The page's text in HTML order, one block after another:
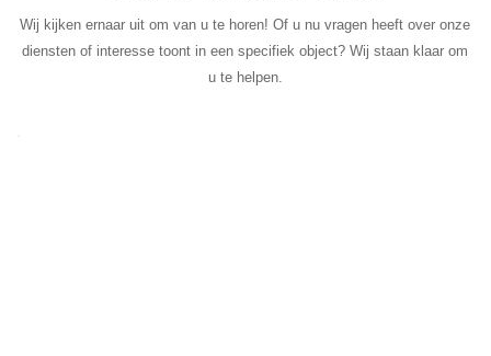
Wij kijken ernaar uit om van u te horen! Of u nu vragen heeft over onze
diensten of interesse toont in een specifiek object? Wij staan klaar om
u te helpen.